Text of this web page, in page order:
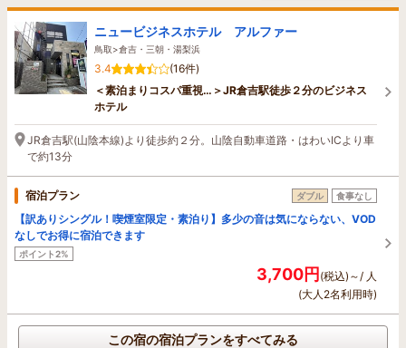
ニュービジネスホテル アルファー
鳥取>倉吉・三朝・湯梨浜
3.4
(16件)
＜素泊まりコスパ重視…＞JR倉吉駅徒歩２分のビジネス
ホテル
JR倉吉駅(山陰本線)より徒歩約２分。山陰自動車道路・はわいICより車
で約13分
宿泊プラン ダブル 食事なし
【訳ありシングル！喫煙室限定・素泊り】多少の音は気にならない、VOD
なしでお得に宿泊できます
ポイント2%
3,700円(税込)～/ 人
(大人2名利用時)
この宿の宿泊プランをすべてみる